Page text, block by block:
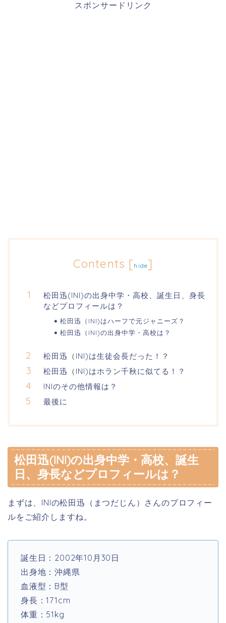
スポンサードリンク
Contents [ hide]
松田迅(INI)の出身中学・高校、誕生日、身長
などプロフィールは？
松田迅（INI)はハーフで元ジャニーズ？
松田迅（INI)の出身中学・高校は？
松田迅（INI)は生徒会長だった！？
松田迅（INI)はホラン千秋に似てる！？
INIのその他情報は？
最後に
松田迅(INI)の出身中学・高校、誕生
日、身長などプロフィールは？
まずは、INIの松田迅（まつだじん）さんのプロフィー
ルをご紹介しますね。
誕生日：2002年10月30日
出身地：沖縄県
血液型：B型
身長：171cm
体重：51kg